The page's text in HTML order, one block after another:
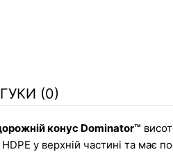
(0)
конус Dominator™
HDPE у верхній частині та має